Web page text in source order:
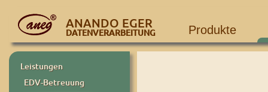
ANANDO EGER
DATENVERARBEITUNG Produkte
Leistungen
EDV-Betreuung